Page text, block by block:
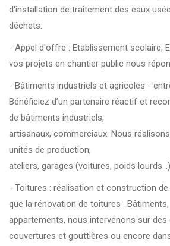
d'installation de traitement des eaux
déchets.
- Appel d'offre : Etablissement scolaire,
vos projets en chantier public nous
- Bâtiments industriels et agricoles -
Bénéficiez d’un partenaire réactif et
de bâtiments industriels,
artisanaux, commerciaux. Nous
unités de production,
ateliers, garages (voitures, poids
- Toitures : réalisation et construction
que la rénovation de toitures .
appartements, nous intervenons sur des
couvertures et gouttières ou encore